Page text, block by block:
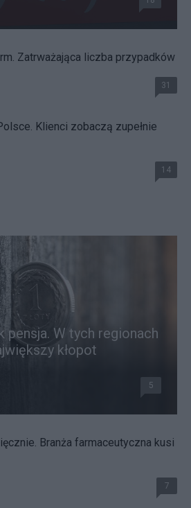
Zatrważająca liczba przypadków
31
Klienci zobaczą zupełnie
14
pensja. W tych regionach
kłopot
5
Branża farmaceutyczna kusi
7